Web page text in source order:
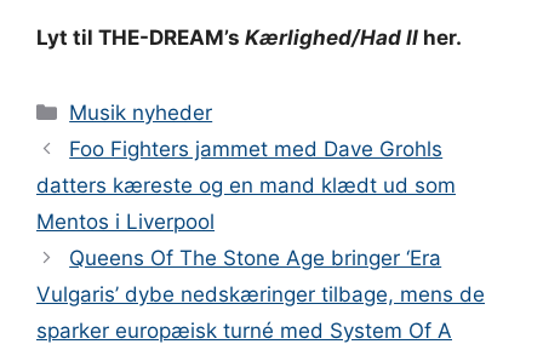
Lyt til THE-DREAM’s Kærlighed/Had II her.
Kategorier
Musik nyheder
Foo Fighters jammet med Dave Grohls
datters kæreste og en mand klædt ud som
Mentos i Liverpool
Queens Of The Stone Age bringer ‘Era
Vulgaris’ dybe nedskæringer tilbage, mens de
sparker europæisk turné med System Of A